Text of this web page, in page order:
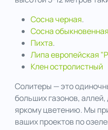
Сосна черная.
Сосна обыкновенная
Пихта.
Липа европейская
Клен остролистный
Солитеры — это
больших газонов,
яркому цветению. Мы
ваших проектов по